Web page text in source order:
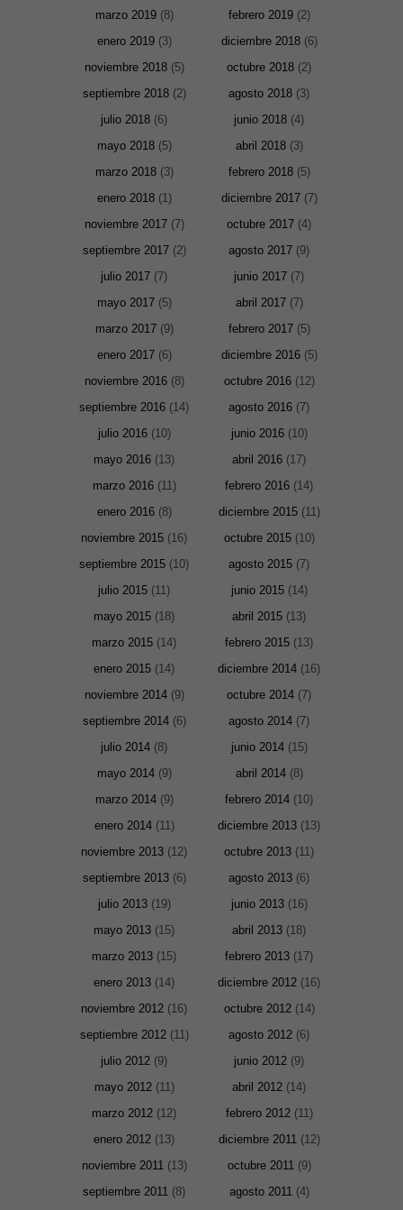
marzo 2019(8) febrero 2019(2)
enero 2019(3) diciembre 2018(6)
noviembre 2018(5) octubre 2018 (2)
septiembre 2018(2) agosto 2018 (3)
julio 2018 (6) junio 2018 (4)
mayo 2018(5) abril 2018(3)
marzo 2018(3) febrero 2018(5)
enero 2018(1) diciembre 2017(7)
noviembre 2017(7) octubre 2017 (4)
septiembre 2017(2) agosto 2017 (9)
julio 2017 (7) junio 2017 (7)
mayo 2017(5) abril 2017(7)
marzo 2017(9) febrero 2017(5)
enero 2017(6) diciembre 2016(5)
noviembre 2016(8) octubre 2016(12)
septiembre 2016 (14) agosto 2016 (7)
julio 2016(10) junio 2016(10)
mayo 2016 (13) abril 2016 (17)
marzo 2016(11) febrero 2016 (14)
enero 2016(8) diciembre 2015(11)
noviembre 2015 (16) octubre 2015(10)
septiembre 2015 (10) agosto 2015 (7)
julio 2015 (11) junio 2015(14)
mayo 2015 (18) abril 2015 (13)
marzo 2015 (14) febrero 2015 (13)
enero 2015 (14) diciembre 2014 (16)
noviembre 2014(9) octubre 2014 (7)
septiembre 2014(6) agosto 2014 (7)
julio 2014 (8) junio 2014(15)
mayo 2014(9) abril 2014(8)
marzo 2014(9) febrero 2014 (10)
enero 2014(11) diciembre 2013 (13)
noviembre 2013 (12) octubre 2013 (11)
septiembre 2013(6) agosto 2013 (6)
julio 2013(19) junio 2013(16)
mayo 2013 (15) abril 2013 (18)
marzo 2013 (15) febrero 2013 (17)
enero 2013 (14) diciembre 2012 (16)
noviembre 2012 (16) octubre 2012(14)
septiembre 2012(11) agosto 2012 (6)
julio 2012 (9) junio 2012 (9)
mayo 2012(11) abril 2012 (14)
marzo 2012 (12) febrero 2012(11)
enero 2012 (13) diciembre 2011(12)
noviembre 2011(13) octubre 2011(9)
septiembre 2011 (8) agosto 2011(4)
Necesarias
Estadísticas
cookies no
opcionales.
necesarias
funcione la
que
mejorar la
y estructura
base a cómo
web.
Experiencia
Para que
funcione lo
durante tu
rechaza estas
algunas
desaparecerán
Marketing
Al compartir tus
intereses y
comportamiento
mientras visitas
aumentas la
ver contenido y
personalizados.